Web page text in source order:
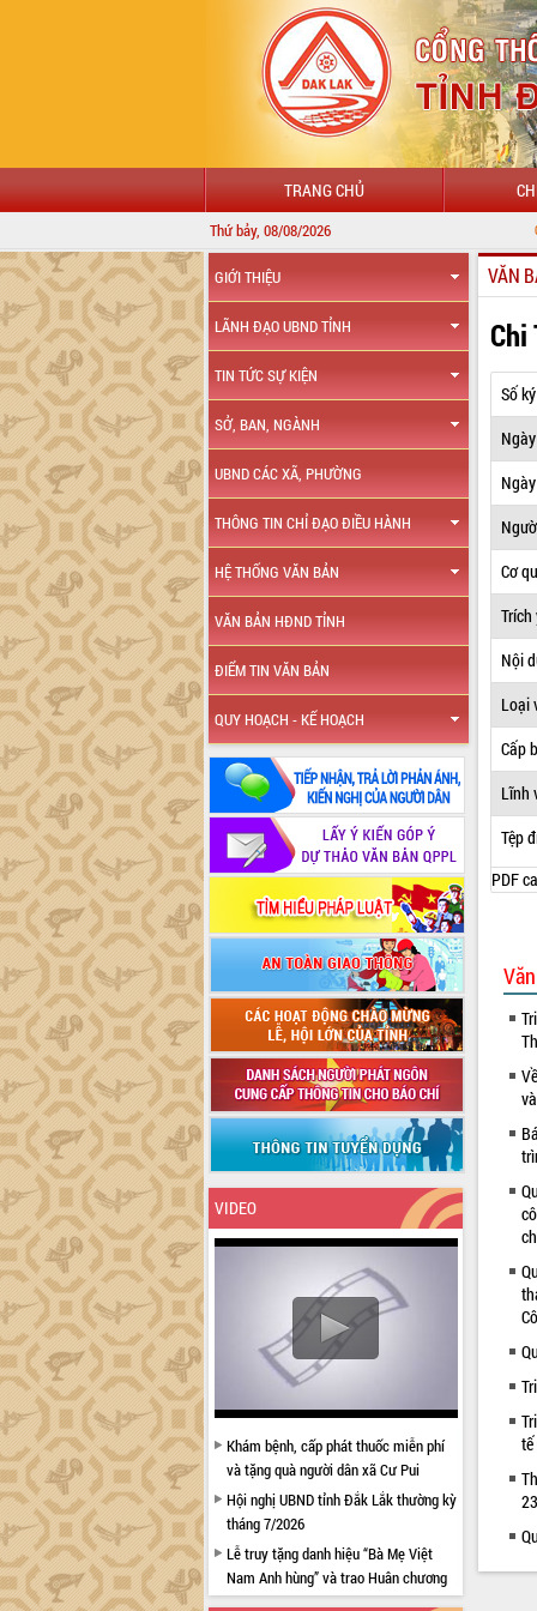
TRANG CHỦ
Thứ bảy, 08/08/2026 CHÀO
GIỚI THIỆU
LÃNH ĐẠO UBND TỈNH
TIN TỨC SỰ KIỆN
SỞ, BAN, NGÀNH
UBND CÁC XÃ, PHƯỜNG
THÔNG TIN CHỈ ĐẠO ĐIỀU HÀNH
HỆ THỐNG VĂN BẢN
VĂN BẢN HĐND TỈNH
ĐIỂM TIN VĂN BẢN
QUY HOẠCH - KẾ HOẠCH
VIDEO
Khám bệnh, cấp phát thuốc miễn phí
và tặng quà người dân xã Cư Pui
Hội nghị UBND tỉnh Đắk Lắk thường kỳ
tháng 7/2026
Lễ truy tặng danh hiệu “Bà Mẹ Việt
Nam Anh hùng” và trao Huân chương
Lao động
VĂN
Chi
Số
Cơ
Trích
Nội
Loại
Cấp
Lĩnh
Tệp
PDF